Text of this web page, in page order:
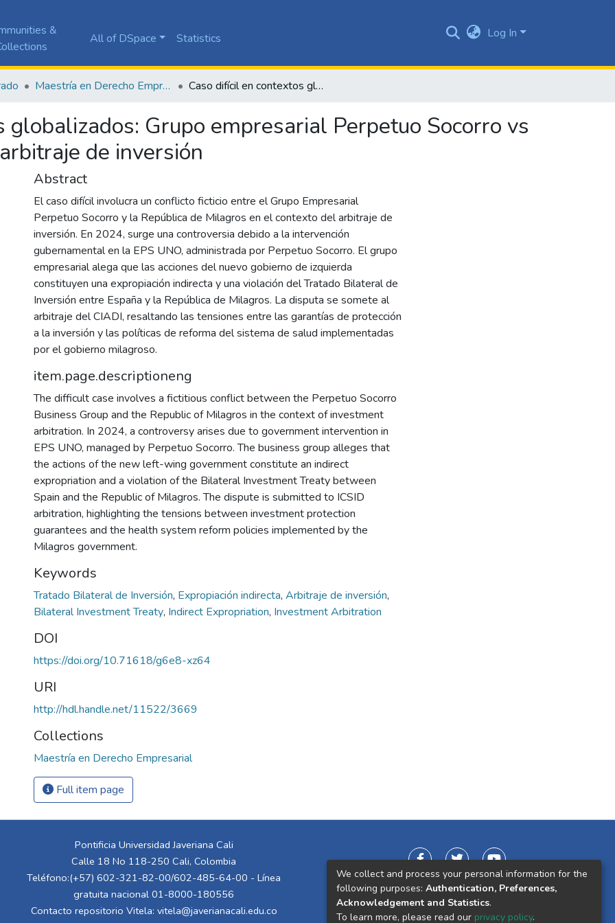
&
All of DSpace Statistics Log In
Maestría en Derecho Empresarial Caso difícil en contextos globalizados: Grupo empresarial Perpetuo Socorro vs República de Milagros, arbitraje de inversión
globalizados: Grupo empresarial Perpetuo Socorro vs
de inversión
Abstract
El caso difícil involucra un conflicto ficticio entre el Grupo Empresarial
Perpetuo Socorro y la República de Milagros en el contexto del arbitraje de
inversión. En 2024, surge una controversia debido a la intervención
gubernamental en la EPS UNO, administrada por Perpetuo Socorro. El grupo
empresarial alega que las acciones del nuevo gobierno de izquierda
constituyen una expropiación indirecta y una violación del Tratado Bilateral de
Inversión entre España y la República de Milagros. La disputa se somete al
arbitraje del CIADI, resaltando las tensiones entre las garantías de protección
a la inversión y las políticas de reforma del sistema de salud implementadas
por el gobierno milagroso.
item.page.descriptioneng
The difficult case involves a fictitious conflict between the Perpetuo Socorro
Business Group and the Republic of Milagros in the context of investment
arbitration. In 2024, a controversy arises due to government intervention in
EPS UNO, managed by Perpetuo Socorro. The business group alleges that
the actions of the new left-wing government constitute an indirect
expropriation and a violation of the Bilateral Investment Treaty between
Spain and the Republic of Milagros. The dispute is submitted to ICSID
arbitration, highlighting the tensions between investment protection
guarantees and the health system reform policies implemented by the
Milagros government.
Keywords
Tratado Bilateral de Inversión, Expropiación indirecta, Arbitraje de inversión,
Bilateral Investment Treaty, Indirect Expropriation, Investment Arbitration
DOI
https://doi.org/10.71618/g6e8-xz64
URI
http://hdl.handle.net/11522/3669
Collections
Maestría en Derecho Empresarial
Full item page
Pontificia Universidad Javeriana Cali
Calle 18 No 118-250 Cali, Colombia
Teléfono:(+57) 602-321-82-00/602-485-64-00 - Línea
gratuita nacional 01-8000-180556
Contacto repositorio Vitela: vitela@javerianacali.edu.co
We collect and process your personal information for the
following purposes: Authentication, Preferences,
Acknowledgement and Statistics.
To learn more, please read our privacy policy.